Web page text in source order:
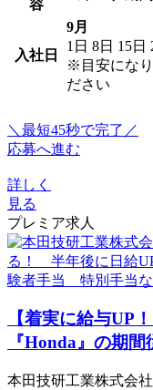
容
入社日
9月
1日 8日 15日
※目安にな
ださい
＼最短45秒で完了／
応募へ進む
詳しく
見る
プレミア求人
【着実に給与UP
『Honda』の期
本田技研工業株式会